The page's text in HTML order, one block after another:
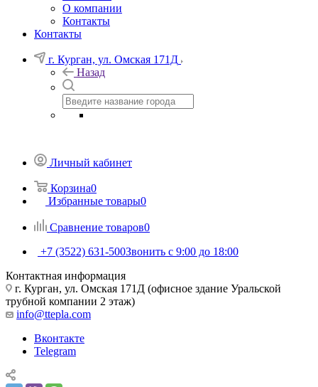
О компании
Контакты
Контакты
г. Курган, ул. Омская 171Д
Назад
Личный кабинет
Корзина0
Избранные товары0
Сравнение товаров0
+7 (3522) 631-500Звонить с 9:00 до 18:00
Контактная информация
г. Курган, ул. Омская 171Д (офисное здание Уральской
трубной компании 2 этаж)
info@ttepla.com
Вконтакте
Telegram